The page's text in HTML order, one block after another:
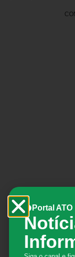
Portal ATO